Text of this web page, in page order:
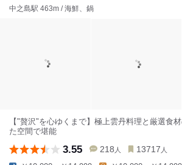
中之島駅 463m / 海鮮、鍋
【"贅沢"を心ゆくまで】極上雲丹料理と厳選食
た空間で堪能
3.55 218 人 13717 人